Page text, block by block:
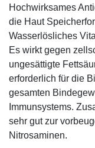
Hochwirksames
die Haut
Wasserlösliches
Es wirkt gegen
ungesättigte
erforderlich für die
gesamten
Immunsystems.
sehr gut zur
Nitrosaminen.